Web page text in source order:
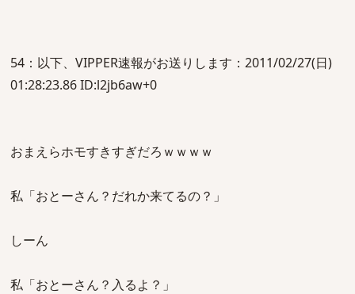
54：以下、VIPPER速報がお送りします：2011/02/27(日)
01:28:23.86 ID:l2jb6aw+0
おまえらホモすきすぎだろｗｗｗｗ
私「おとーさん？だれか来てるの？」
しーん
私「おとーさん？入るよ？」